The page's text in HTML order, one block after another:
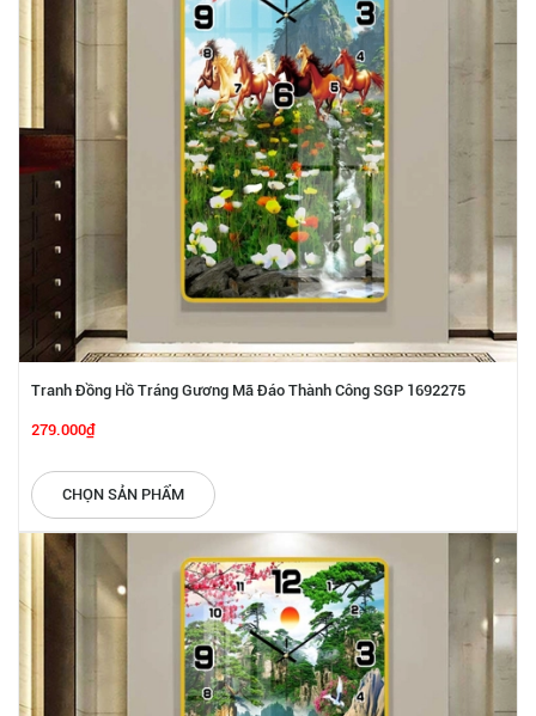
Tranh Đồng Hồ Tráng Gương Mã Đáo Thành Công SGP 1692275
279.000₫
CHỌN SẢN PHẨM